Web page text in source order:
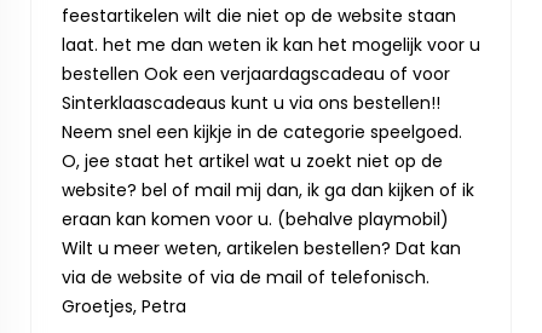
feestartikelen wilt die niet op de website staan
laat. het me dan weten ik kan het mogelijk voor u
bestellen Ook een verjaardagscadeau of voor
Sinterklaascadeaus kunt u via ons bestellen!!
Neem snel een kijkje in de categorie speelgoed.
O, jee staat het artikel wat u zoekt niet op de
website? bel of mail mij dan, ik ga dan kijken of ik
eraan kan komen voor u. (behalve playmobil)
Wilt u meer weten, artikelen bestellen? Dat kan
via de website of via de mail of telefonisch.
Groetjes, Petra